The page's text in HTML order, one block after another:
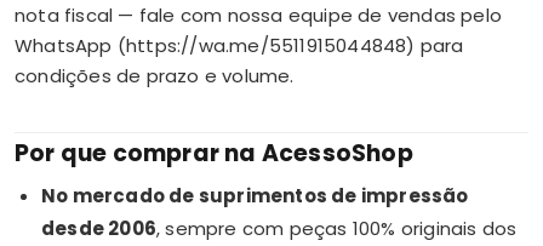
nota fiscal — fale com nossa equipe de vendas pelo
WhatsApp (https://wa.me/5511915044848) para
condições de prazo e volume.
Por que comprar na AcessoShop
No mercado de suprimentos de impressão
desde 2006, sempre com peças 100% originais dos